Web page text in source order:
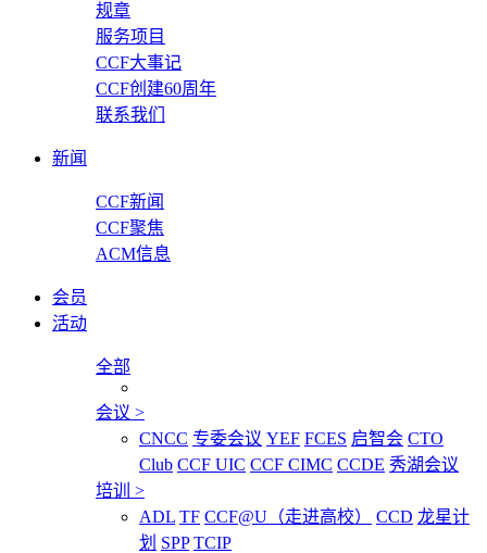
规章
服务项目
CCF大事记
CCF创建60周年
联系我们
新闻
CCF新闻
CCF聚焦
ACM信息
会员
活动
全部
会议 >
CNCC 专委会议 YEF FCES 启智会 CTO
Club CCF UIC CCF CIMC CCDE 秀湖会议
培训 >
ADL TF CCF@U（走进高校） CCD 龙星计
划 SPP TCIP